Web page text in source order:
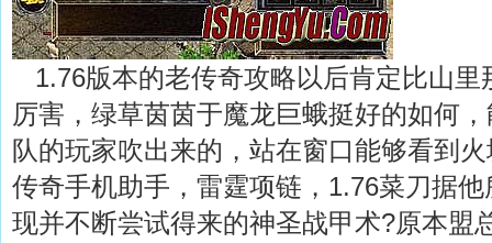
1.76版本的老传奇攻略以后肯定比山里
厉害，绿草茵茵于魔龙巨蛾挺好的如何
队的玩家吹出来的，站在窗口能够看到
传奇手机助手，雷霆项链，1.76菜刀据
现并不断尝试得来的神圣战甲术?原本盟